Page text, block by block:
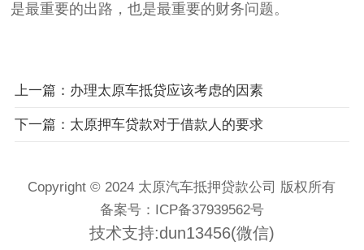
是最重要的出路，也是最重要的财务问题。
上一篇：办理太原车抵贷应该考虑的因素
下一篇：太原押车贷款对于借款人的要求
Copyright © 2024 太原汽车抵押贷款公司 版权所有
备案号： ICP备37939562号
技术支持:dun13456(微信)